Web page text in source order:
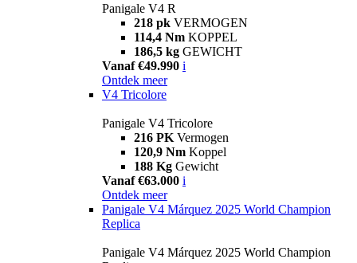
Panigale V4 R
218 pk VERMOGEN
114,4 Nm KOPPEL
186,5 kg GEWICHT
Vanaf €49.990 i
Ontdek meer
V4 Tricolore
Panigale V4 Tricolore
216 PK Vermogen
120,9 Nm Koppel
188 Kg Gewicht
Vanaf €63.000 i
Ontdek meer
Panigale V4 Márquez 2025 World Champion
Replica
Panigale V4 Márquez 2025 World Champion